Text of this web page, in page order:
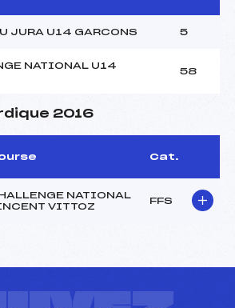
JURA U14 GARCONS 5
NATIONAL U14
58
2016
Cat.
NATIONAL
VITTOZ
FFS